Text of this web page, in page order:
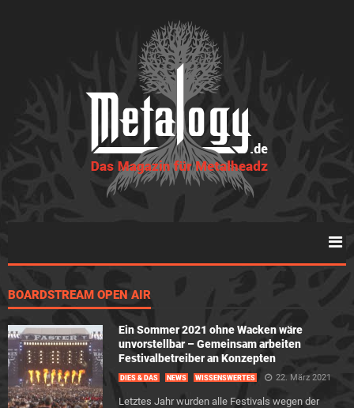
BOARDSTREAM OPEN AIR
Ein Sommer 2021 ohne Wacken wäre
unvorstellbar – Gemeinsam arbeiten
Festivalbetreiber an Konzepten
DIES & DAS NEWS WISSENSWERTES 22. März 2021
Letztes Jahr wurden alle Festivals wegen der